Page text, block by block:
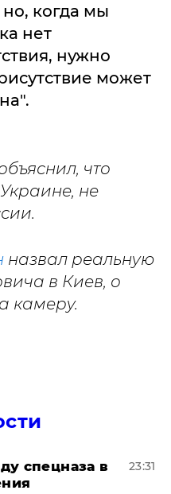
когда мы
нет
нужно
может
что
не
назвал реальную
в Киев, о
камеру.
спецназа в
23:31